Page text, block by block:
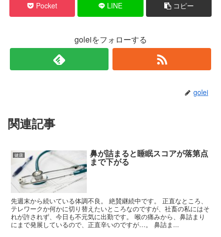
Pocket LINE コピー
goleiをフォローする
golei
関連記事
健康 鼻が詰まると睡眠スコアが落第点
まで下がる
先週末から続いている体調不良。 絶賛継続中です。 正直なところ、
テレワークか何かに切り替えたいところなのですが、社畜の私にはそ
れが許されず、今日も不元気に出勤です。 喉の痛みから、鼻詰まり
にまで発展しているので、正直辛いのですが…。 鼻詰ま...